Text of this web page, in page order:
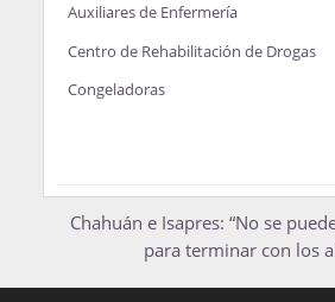
Auxiliares de Enfermería
Centro de Rehabilitación de Drogas
Congeladoras
Chahuán e Isapres: “No se
para terminar con los